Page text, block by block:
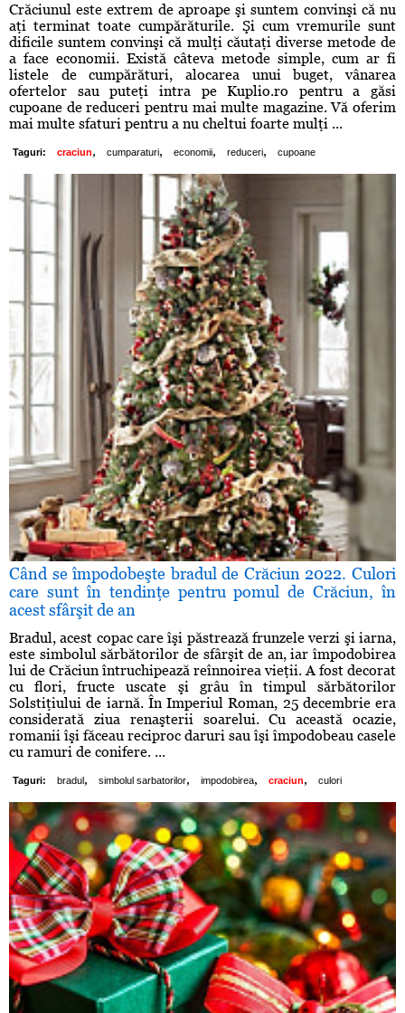
Crăciunul este extrem de aproape şi suntem convinşi că nu
aţi terminat toate cumpărăturile. Şi cum vremurile sunt
dificile suntem convinşi că mulţi căutaţi diverse metode de
a face economii. Există câteva metode simple, cum ar fi
listele de cumpărături, alocarea unui buget, vânarea
ofertelor sau puteţi intra pe Kuplio.ro pentru a găsi
cupoane de reduceri pentru mai multe magazine. Vă oferim
mai multe sfaturi pentru a nu cheltui foarte mulţi ...
Taguri: craciun, cumparaturi, economii, reduceri, cupoane
Când se împodobeşte bradul de Crăciun 2022. Culori
care sunt în tendinţe pentru pomul de Crăciun, în
acest sfârşit de an
Bradul, acest copac care îşi păstrează frunzele verzi şi iarna,
este simbolul sărbătorilor de sfârşit de an, iar împodobirea
lui de Crăciun întruchipează reînnoirea vieţii. A fost decorat
cu flori, fructe uscate şi grâu în timpul sărbătorilor
Solstiţiului de iarnă. În Imperiul Roman, 25 decembrie era
considerată ziua renaşterii soarelui. Cu această ocazie,
romanii îşi făceau reciproc daruri sau îşi împodobeau casele
cu ramuri de conifere. ...
Taguri: bradul , simbolul sarbatorilor, impodobirea, craciun, culori